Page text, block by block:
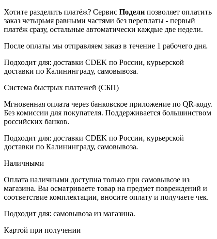
Хотите разделить платёж? Сервис Подели позволяет оплатить
заказ четырьмя равными частями без переплаты - первый
платёж сразу, остальные автоматически каждые две недели.
После оплаты мы отправляем заказ в течение 1 рабочего дня.
Подходит для: доставки CDEK по России, курьерской
доставки по Калининграду, самовывоза.
Система быстрых платежей (СБП)
Мгновенная оплата через банковское приложение по QR-коду.
Без комиссии для покупателя. Поддерживается большинством
российских банков.
Подходит для: доставки CDEK по России, курьерской
доставки по Калининграду, самовывоза.
Наличными
Оплата наличными доступна только при самовывозе из
магазина. Вы осматриваете товар на предмет повреждений и
соответствие комплектации, вносите оплату и получаете чек.
Подходит для: самовывоза из магазина.
Картой при получении